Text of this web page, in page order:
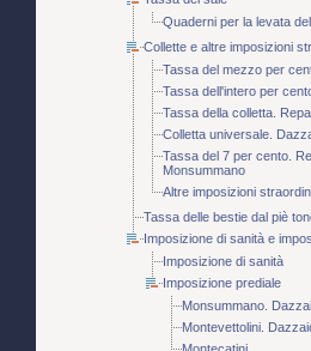
Quaderni per la levata
Collette e altre imposizioni
Tassa del mezzo per
Tassa dell'intero per
Tassa della colletta.
Colletta universale.
Tassa del 7 per cento.
Monsummano
Altre imposizioni
Tassa delle bestie dal piè
Imposizione di sanità e
Imposizione di sanità
Imposizione prediale
Monsummano.
Montevettolini.
Montecatini